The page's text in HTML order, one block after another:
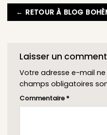
← RETOUR À BLOG
Laisser un
Votre adresse e-mail
champs obligatoires
Commentaire *